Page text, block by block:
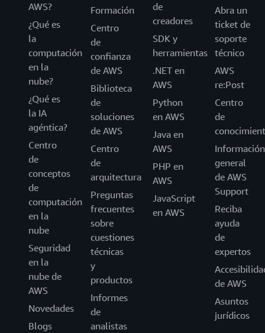
AWS?
¿Qué es
la
computación
en la
nube?
¿Qué es
la IA
agéntica?
Centro
de
conceptos
de
computación
en la
nube
Seguridad
en la
nube de
AWS
Novedades
Blogs
Formación
Centro
de
confianza
de AWS
Biblioteca
de
soluciones
de AWS
Centro
de
arquitectura
Preguntas
frecuentes
sobre
cuestiones
técnicas
y
productos
Informes
de
analistas
de
creadores
SDK y
herramientas
.NET en
AWS
Python
en AWS
Java en
AWS
PHP en
AWS
JavaScript
en AWS
Abra un
ticket de
soporte
técnico
AWS
re:Post
Centro
de
Información
general
de AWS
Support
Reciba
ayuda
de
expertos
de AWS
Asuntos
jurídicos